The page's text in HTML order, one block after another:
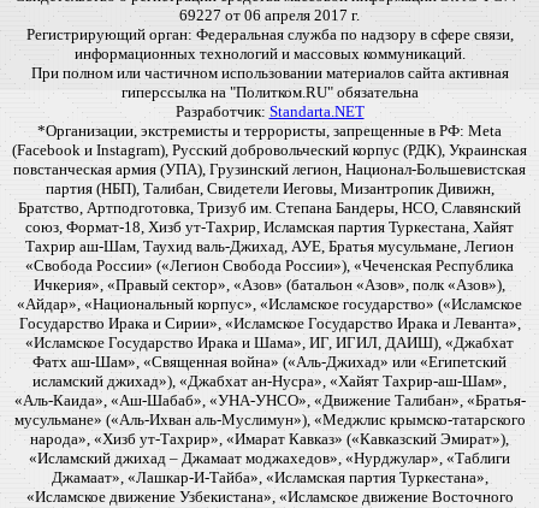
69227 от 06 апреля 2017 г.
Регистрирующий орган: Федеральная служба по надзору в сфере связи,
информационных технологий и массовых коммуникаций.
При полном или частичном использовании материалов сайта активная
гиперссылка на "Политком.RU" обязательна
Разработчик: Standarta.NET
*Организации, экстремисты и террористы, запрещенные в РФ: Meta
(Facebook и Instagram), Русский добровольческий корпус (РДК), Украинская
повстанческая армия (УПА), Грузинский легион, Национал-Большевистская
партия (НБП), Талибан, Свидетели Иеговы, Мизантропик Дивижн,
Братство, Артподготовка, Тризуб им. Степана Бандеры, НСО, Славянский
союз, Формат-18, Хизб ут-Тахрир, Исламская партия Туркестана, Хайят
Тахрир аш-Шам, Таухид валь-Джихад, АУЕ, Братья мусульмане, Легион
«Свобода России» («Легион Свобода России»), «Чеченская Республика
Ичкерия», «Правый сектор», «Азов» (батальон «Азов», полк «Азов»),
«Айдар», «Национальный корпус», «Исламское государство» («Исламское
Государство Ирака и Сирии», «Исламское Государство Ирака и Леванта»,
«Исламское Государство Ирака и Шама», ИГ, ИГИЛ, ДАИШ), «Джабхат
Фатх аш-Шам», «Священная война» («Аль-Джихад» или «Египетский
исламский джихад»), «Джабхат ан-Нусра», «Хайят Тахрир-аш-Шам»,
«Аль-Каида», «Аш-Шабаб», «УНА-УНСО», «Движение Талибан», «Братья-
мусульмане» («Аль-Ихван аль-Муслимун»), «Меджлис крымско-татарского
народа», «Хизб ут-Тахрир», «Имарат Кавказ» («Кавказский Эмират»),
«Исламский джихад – Джамаат моджахедов», «Нурджулар», «Таблиги
Джамаат», «Лашкар-И-Тайба», «Исламская партия Туркестана»,
«Исламское движение Узбекистана», «Исламское движение Восточного